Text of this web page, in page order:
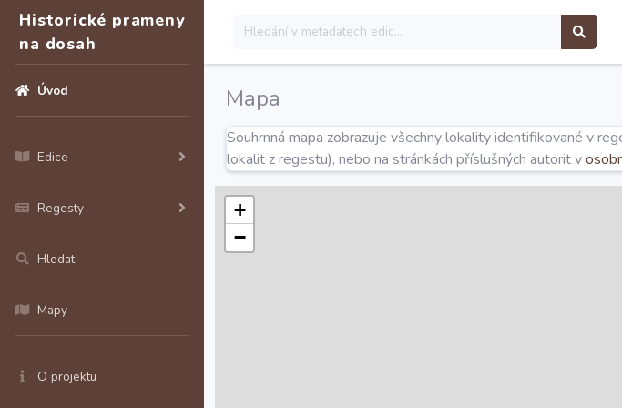
Historické prameny
na dosah
Úvod
Edice
Regesty
Hledat
Mapy
O projektu
Mapa
Souhrnná mapa zobrazuje všechny lokality identifikované v
lokalit z regestu), nebo na stránkách příslušných autorit v
+
−